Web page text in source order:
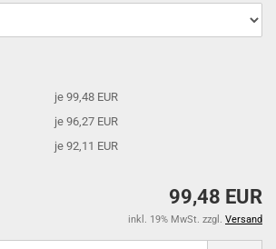
je 99,48 EUR
je 96,27 EUR
je 92,11 EUR
99,48 EUR
inkl. 19% MwSt. zzgl. Versand